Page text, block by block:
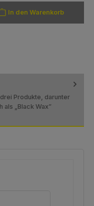
In den Warenkorb
Produkte, darunter
als „Black Wax”